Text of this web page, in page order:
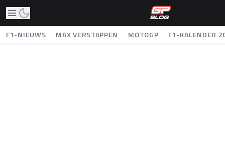
F1-NIEUWS MAX VERSTAPPEN MOTOGP F1-KALENDER